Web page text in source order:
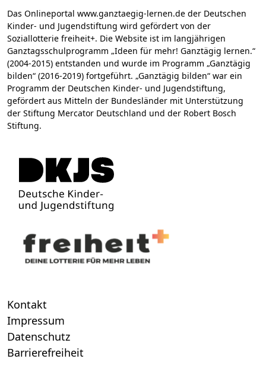
Das Onlineportal www.ganztaegig-lernen.de der Deutschen
Kinder- und Jugendstiftung wird gefördert von der
Soziallotterie freiheit+. Die Website ist im langjährigen
Ganztagsschulprogramm „Ideen für mehr! Ganztägig lernen.“
(2004-2015) entstanden und wurde im Programm „Ganztägig
bilden“ (2016-2019) fortgeführt. „Ganztägig bilden“ war ein
Programm der Deutschen Kinder- und Jugendstiftung,
gefördert aus Mitteln der Bundesländer mit Unterstützung
der Stiftung Mercator Deutschland und der Robert Bosch
Stiftung.
Kontakt
Impressum
Datenschutz
Barrierefreiheit